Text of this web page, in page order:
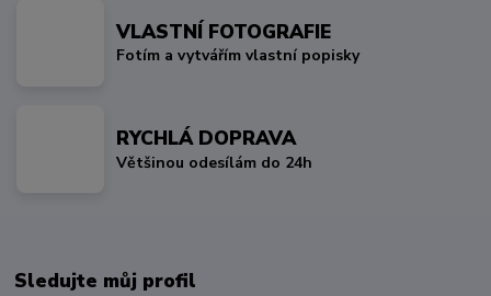
VLASTNÍ FOTOGRAFIE
Fotím a vytvářím vlastní popisky
RYCHLÁ DOPRAVA
Většinou odesílám do 24h
Sledujte můj profil